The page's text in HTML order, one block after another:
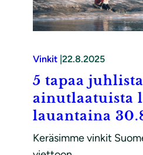
Vinkit |22.8.2025
5 tapaa
ainutlaatuista
lauantaina
Keräsimme vinkit